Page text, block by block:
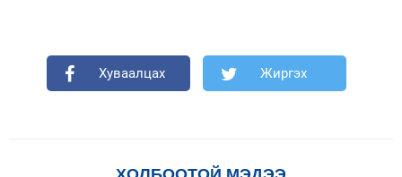
Хуваалцах Жиргэх